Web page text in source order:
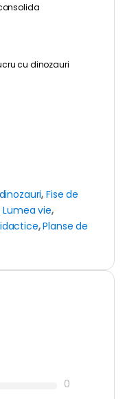
cu dinozauri
dinozauri,Fise de
Lumea vie,
,Planse de
0